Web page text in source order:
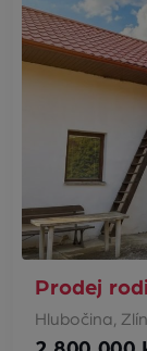
Prodej
Hlubočina, Zlín